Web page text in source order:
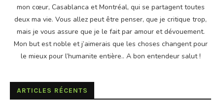
mon cœur, Casablanca et Montréal, qui se partagent toutes
deux ma vie. Vous allez peut être penser, que je critique trop,
mais je vous assure que je le fait par amour et dévouement.
Mon but est noble et j’aimerais que les choses changent pour
le mieux pour l’humanite entière.. A bon entendeur salut !
ARTICLES RÉCENTS